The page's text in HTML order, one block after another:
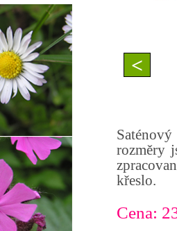
<
rozměry
křeslo.
Cena: